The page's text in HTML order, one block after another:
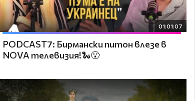
01:01:07
PODCAST7: Бирмански питон влезе в
NOVA телевизия!🐍😮